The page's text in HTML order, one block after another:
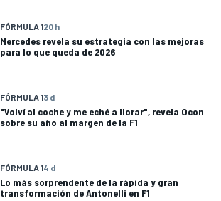
FÓRMULA 120 h
Mercedes revela su estrategia con las mejoras
para lo que queda de 2026
FÓRMULA 13 d
"Volví al coche y me eché a llorar", revela Ocon
sobre su año al margen de la F1
FÓRMULA 14 d
Lo más sorprendente de la rápida y gran
transformación de Antonelli en F1